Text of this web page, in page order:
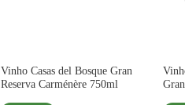
COMPRE 1 UNID +2 SELOS
IMPORTADO
Vinho Casas del Bosque Gran
Reserva Carménère 750ml